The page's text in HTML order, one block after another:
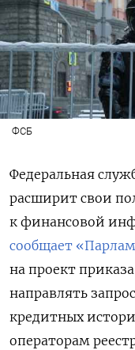
ФСБ
Федеральная
расширит свои
к финансовой
сообщает
на проект
направлять
кредитных
операторам